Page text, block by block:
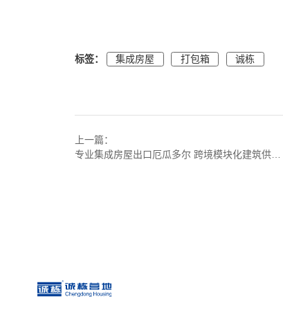
标签： 集成房屋 打包箱 诚栋
上一篇：
专业集成房屋出口厄瓜多尔 跨境模块化建筑供应商